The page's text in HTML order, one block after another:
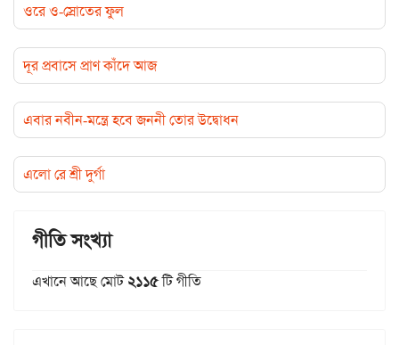
ওরে ও-স্রোতের ফুল
দূর প্রবাসে প্রাণ কাঁদে আজ
এবার নবীন-মন্ত্রে হবে জননী তোর উদ্বোধন
এলো রে শ্রী দুর্গা
গীতি সংখ্যা
এখানে আছে মোট২১১৫টি গীতি